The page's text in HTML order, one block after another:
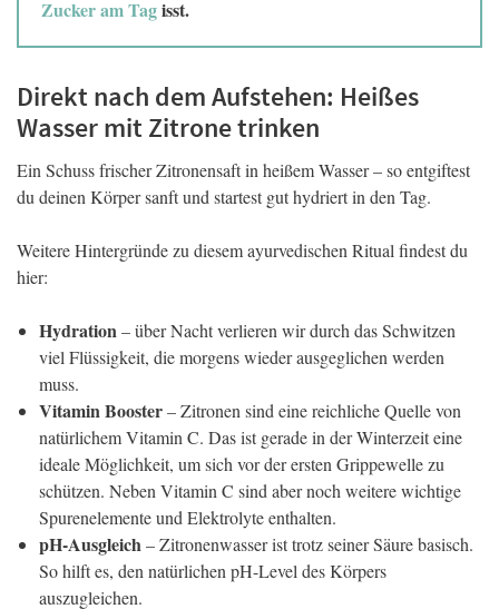
Zucker am Tagisst.
Direkt nach dem Aufstehen: Heißes
Wasser mit Zitrone trinken
Ein Schuss frischer Zitronensaft in heißem Wasser – so entgiftest
du deinen Körper sanft und startest gut hydriert in den Tag.
Weitere Hintergründe zu diesem ayurvedischen Ritual findest du
hier:
Hydration– über Nacht verlieren wir durch das Schwitzen
viel Flüssigkeit, die morgens wieder ausgeglichen werden
muss.
Vitamin Booster– Zitronen sind eine reichliche Quelle von
natürlichem Vitamin C. Das ist gerade in der Winterzeit eine
ideale Möglichkeit, um sich vor der ersten Grippewelle zu
schützen. Neben Vitamin C sind aber noch weitere wichtige
Spurenelemente und Elektrolyte enthalten.
pH-Ausgleich– Zitronenwasser ist trotz seiner Säure basisch.
So hilft es, den natürlichen pH-Level des Körpers
auszugleichen.